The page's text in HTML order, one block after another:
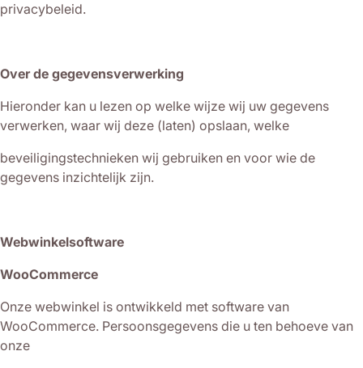
privacybeleid.
Over de gegevensverwerking
Hieronder kan u lezen op welke wijze wij uw gegevens
verwerken, waar wij deze (laten) opslaan, welke
beveiligingstechnieken wij gebruiken en voor wie de
gegevens inzichtelijk zijn.
Webwinkelsoftware
WooCommerce
Onze webwinkel is ontwikkeld met software van
WooCommerce. Persoonsgegevens die u ten behoeve van
onze